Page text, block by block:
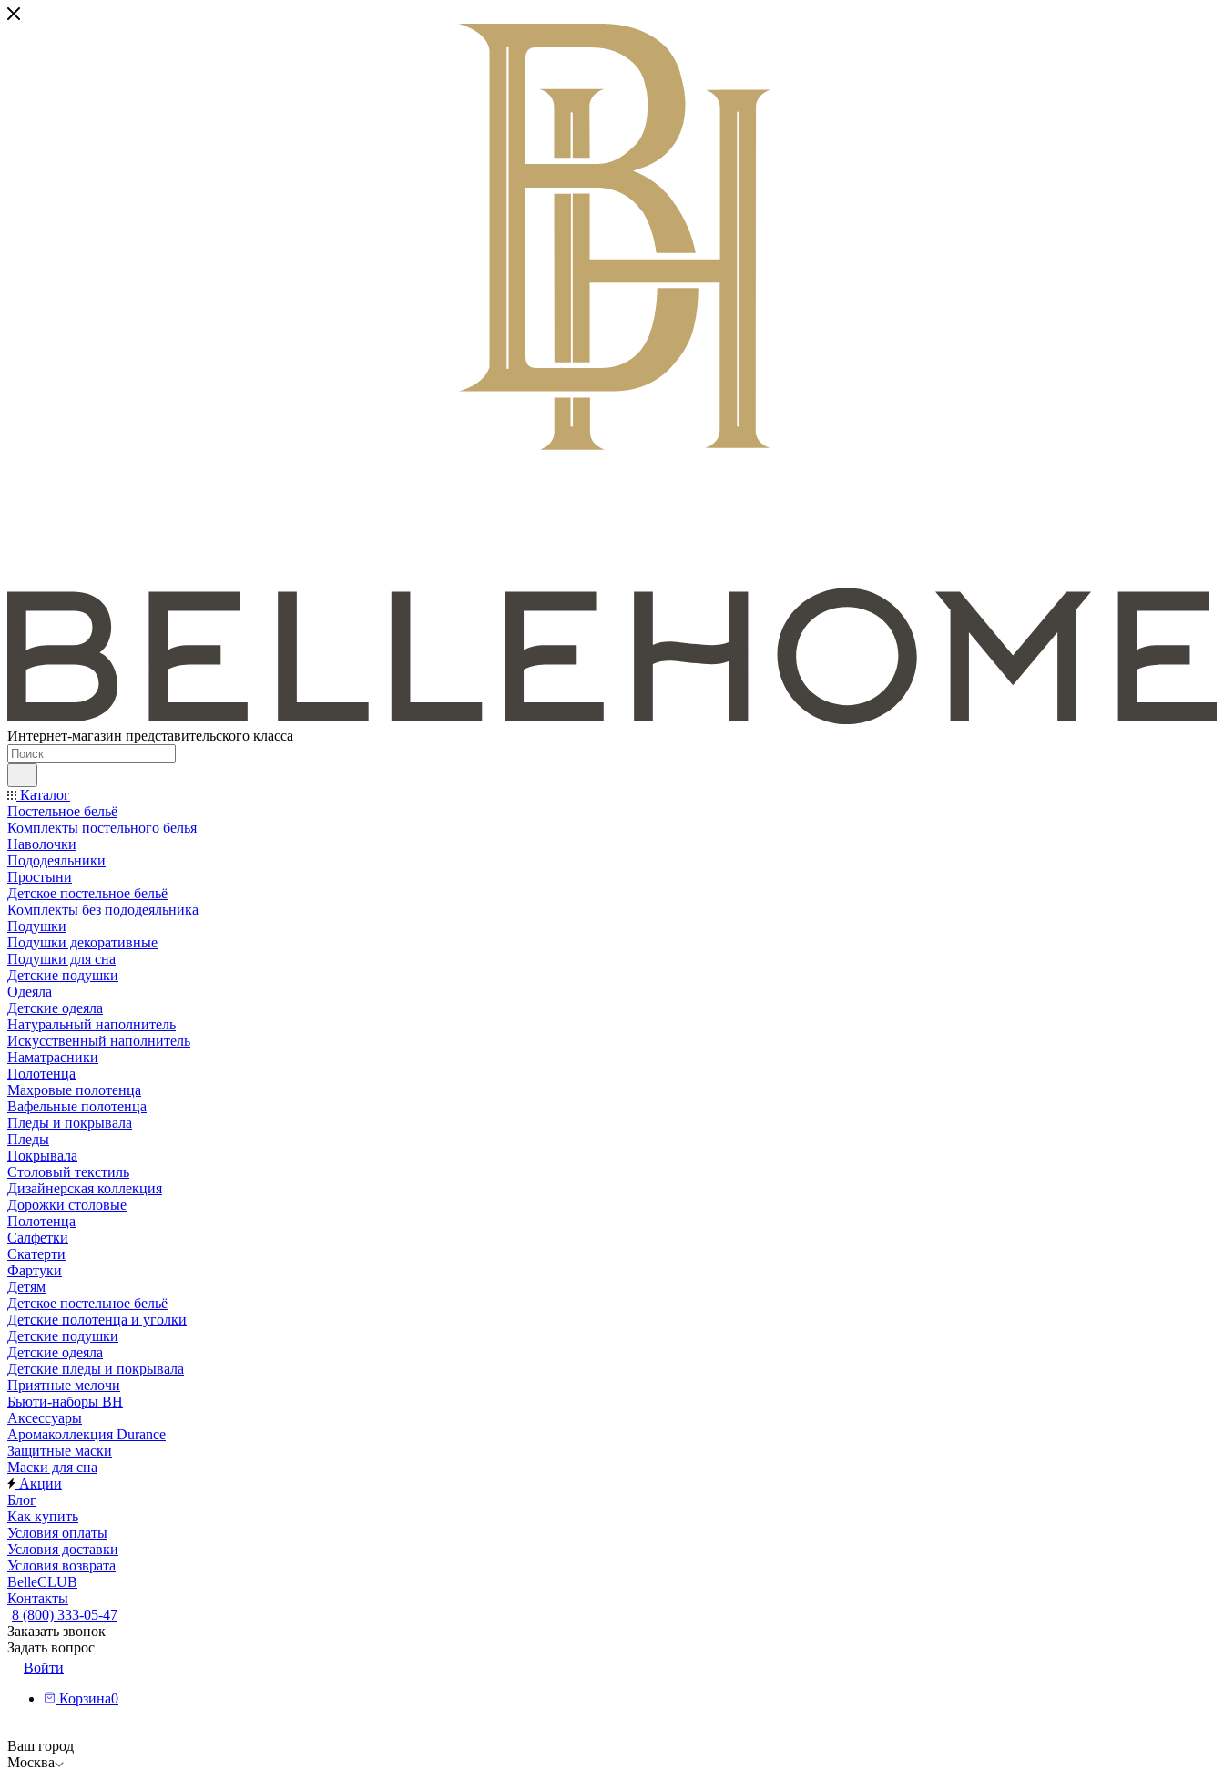
Интернет-магазин представительского класса
Каталог
Постельное бельё
Комплекты постельного белья
Наволочки
Пододеяльники
Простыни
Детское постельное бельё
Комплекты без пододеяльника
Подушки
Подушки декоративные
Подушки для сна
Детские подушки
Одеяла
Детские одеяла
Натуральный наполнитель
Искуcственный наполнитель
Наматрасники
Полотенца
Махровые полотенца
Вафельные полотенца
Пледы и покрывала
Пледы
Покрывала
Столовый текстиль
Дизайнерская коллекция
Дорожки столовые
Полотенца
Салфетки
Скатерти
Фартуки
Детям
Детское постельное бельё
Детские полотенца и уголки
Детские подушки
Детские одеяла
Детские пледы и покрывала
Приятные мелочи
Бьюти-наборы ВН
Аксессуары
Аромаколлекция Durance
Защитные маски
Маски для сна
Акции
Блог
Как купить
Условия оплаты
Условия доставки
Условия возврата
BelleCLUB
Контакты
8 (800) 333-05-47
Заказать звонок
Задать вопрос
Войти
Корзина0
Ваш город
Москва